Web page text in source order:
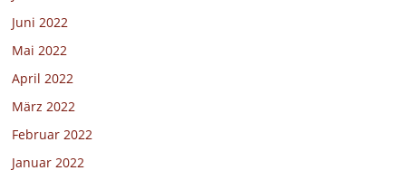
Juni 2022
Mai 2022
April 2022
März 2022
Februar 2022
Januar 2022